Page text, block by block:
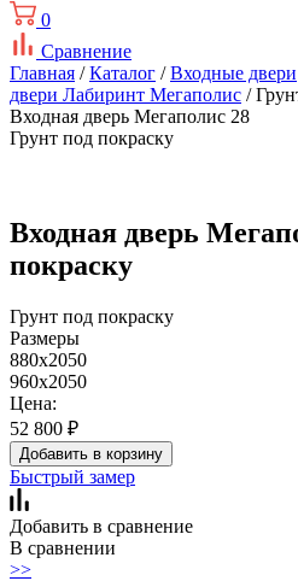
0
Сравнение
Главная /Каталог /Входные двери
двери Лабиринт Мегаполис /
Входная дверь Мегаполис 28
Грунт под покраску
Входная дверь
покраску
Грунт под покраску
Размеры
880x2050
960x2050
Цена:
52 800 ₽
Добавить в корзину
Быстрый замер
Добавить в сравнение
В сравнении
>>